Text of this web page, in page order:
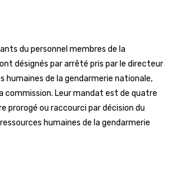
du personnel membres de la
désignés par arrêté pris par le directeur
humaines de la gendarmerie nationale,
commission. Leur mandat est de quatre
prorogé ou raccourci par décision du
humaines de la gendarmerie